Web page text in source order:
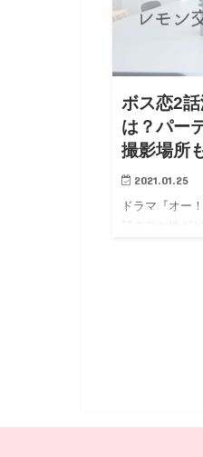
ボス恋2
は？パー
撮影場所
2021.01.25
ドラマ『オー
話のロケ地が